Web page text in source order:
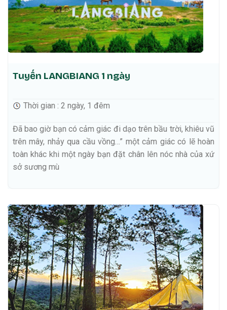
Tuyến LANGBIANG 1 ngày
Thời gian : 2 ngày, 1 đêm
Đã bao giờ bạn có cảm giác đi dạo trên bầu trời, khiêu vũ
trên mây, nhảy qua cầu vồng…” một cảm giác có lẽ hoàn
toàn khác khi một ngày bạn đặt chân lên nóc nhà của xứ
sở sương mù